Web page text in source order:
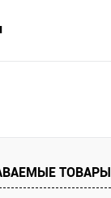
В избранное
ТОВАРЫ